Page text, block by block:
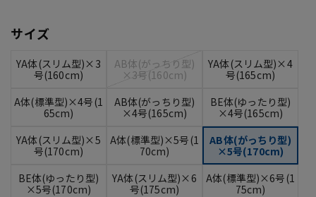
サイズ
YA体(スリム型)×3
号(160cm)
AB体(がっちり型)
×3号(160cm)
YA体(スリム型)×4
号(165cm)
A体(標準型)×4号(1
65cm)
AB体(がっちり型)
×4号(165cm)
BE体(ゆったり型)
×4号(165cm)
YA体(スリム型)×5
号(170cm)
A体(標準型)×5号(1
70cm)
AB体(がっちり型)
×5号(170cm)
BE体(ゆったり型)
×5号(170cm)
YA体(スリム型)×6
号(175cm)
A体(標準型)×6号(1
75cm)